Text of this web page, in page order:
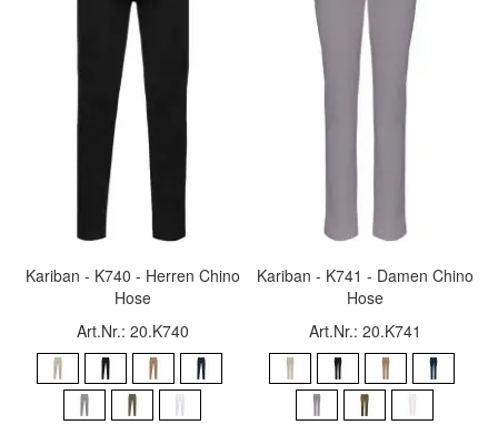
Kariban - K740 - Herren Chino
Hose
Art.Nr.: 20.K740
Kariban - K741 - Damen Chino
Hose
Art.Nr.: 20.K741